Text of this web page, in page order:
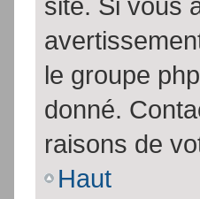
le groupe
donné.
raisons de
Haut